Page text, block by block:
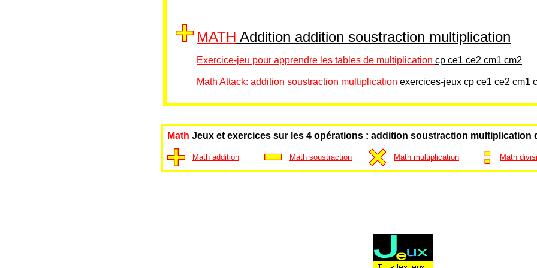
MATH Addition addition soustraction multiplication
Exercice-jeu pour apprendre les tables de multiplication cp ce1 ce2 cm1 cm2
Math Attack: addition soustraction multiplication exercices-jeux cp ce1 ce2 cm1
Math Jeux et exercices sur les 4 opérations : addition soustraction multiplication
Math addition Math soustraction Math multiplication Math